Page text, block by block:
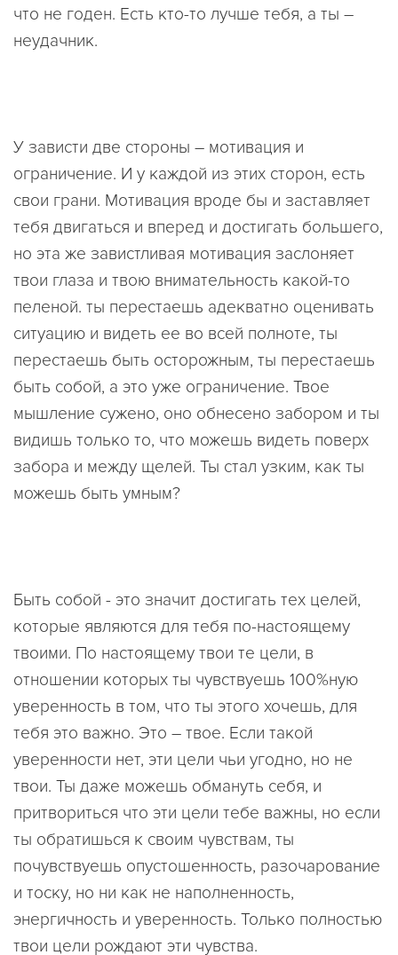
что не годен. Есть кто-то лучше тебя, а ты –
неудачник.
У зависти две стороны – мотивация и
ограничение. И у каждой из этих сторон, есть
свои грани. Мотивация вроде бы и заставляет
тебя двигаться и вперед и достигать большего,
но эта же завистливая мотивация заслоняет
твои глаза и твою внимательность какой-то
пеленой. ты перестаешь адекватно оценивать
ситуацию и видеть ее во всей полноте, ты
перестаешь быть осторожным, ты перестаешь
быть собой, а это уже ограничение. Твое
мышление сужено, оно обнесено забором и ты
видишь только то, что можешь видеть поверх
забора и между щелей. Ты стал узким, как ты
можешь быть умным?
Быть собой - это значит достигать тех целей,
которые являются для тебя по-настоящему
твоими. По настоящему твои те цели, в
отношении которых ты чувствуешь 100%ную
уверенность в том, что ты этого хочешь, для
тебя это важно. Это – твое. Если такой
уверенности нет, эти цели чьи угодно, но не
твои. Ты даже можешь обмануть себя, и
притвориться что эти цели тебе важны, но если
ты обратишься к своим чувствам, ты
почувствуешь опустошенность, разочарование
и тоску, но ни как не наполненность,
энергичность и уверенность. Только полностью
твои цели рождают эти чувства.